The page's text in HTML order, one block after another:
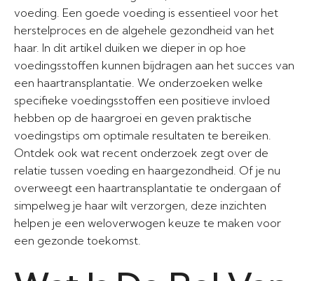
voeding. Een goede voeding is essentieel voor het
herstelproces en de algehele gezondheid van het
haar. In dit artikel duiken we dieper in op hoe
voedingsstoffen kunnen bijdragen aan het succes van
een haartransplantatie. We onderzoeken welke
specifieke voedingsstoffen een positieve invloed
hebben op de haargroei en geven praktische
voedingstips om optimale resultaten te bereiken.
Ontdek ook wat recent onderzoek zegt over de
relatie tussen voeding en haargezondheid. Of je nu
overweegt een haartransplantatie te ondergaan of
simpelweg je haar wilt verzorgen, deze inzichten
helpen je een weloverwogen keuze te maken voor
een gezonde toekomst.